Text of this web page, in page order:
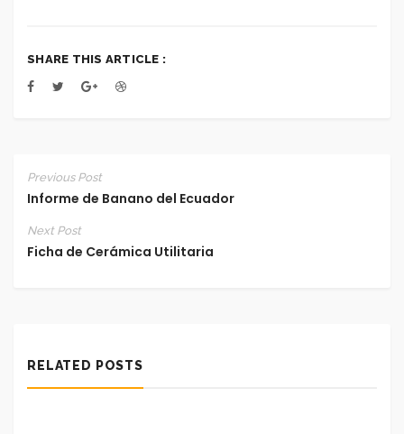
SHARE THIS ARTICLE :
Previous Post
Informe de Banano del Ecuador
Next Post
Ficha de Cerámica Utilitaria
RELATED POSTS